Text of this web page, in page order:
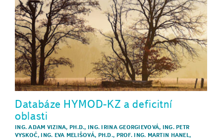
Databáze HYMOD-KZ a deficitní
oblasti
ING. ADAM VIZINA, PH.D., ING. IRINA GEORGIEVOVÁ, ING. PETR
VYSKOČ, ING. EVA MELIŠOVÁ, PH.D., PROF. ING. MARTIN HANEL,